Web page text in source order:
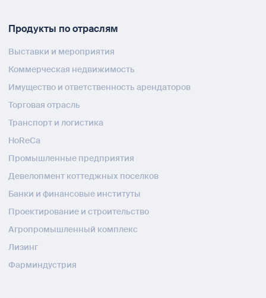
Продукты по отраслям
Выставки и мероприятия
Коммерческая недвижимость
Имущество и ответственность арендаторов
Торговая отрасль
Транспорт и логистика
HoReCa
Промышленные предприятия
Девелопмент коттеджных поселков
Банки и финансовые институты
Проектирование и строительство
Агропромышленный комплекс
Лизинг
Фарминдустрия